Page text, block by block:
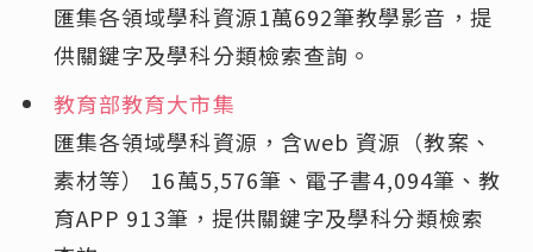
匯集各領域學科資源1萬692筆教學影音，提
供關鍵字及學科分類檢索查詢。
教育部教育大市集
匯集各領域學科資源，含web 資源（教案、
素材等） 16萬5,576筆、電子書4,094筆、教
育APP 913筆，提供關鍵字及學科分類檢索